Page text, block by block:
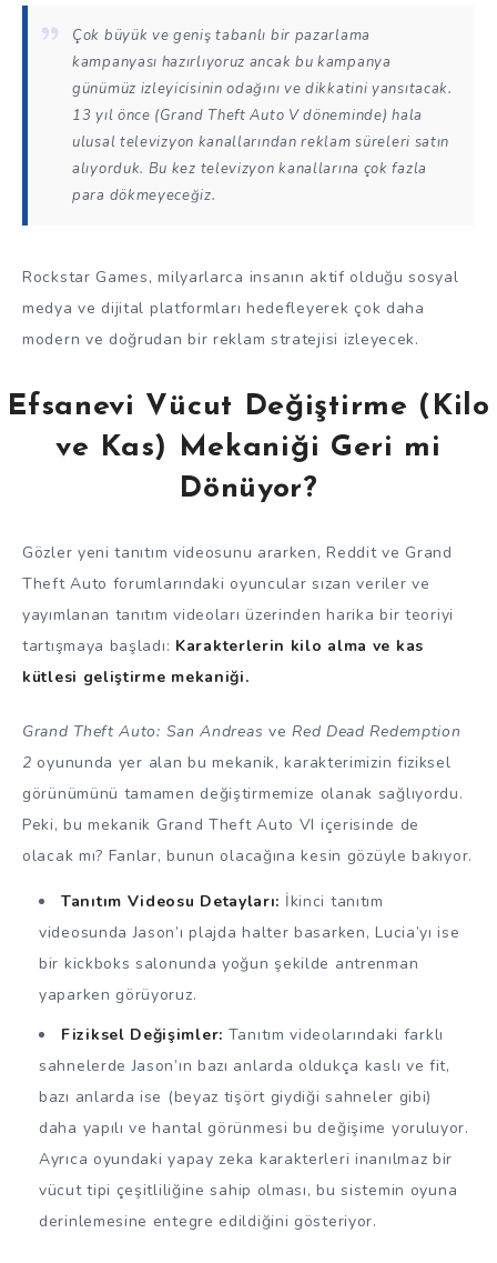
Çok büyük ve geniş tabanlı bir pazarlama
kampanyası hazırlıyoruz ancak bu kampanya
günümüz izleyicisinin odağını ve dikkatini yansıtacak.
13 yıl önce (Grand Theft Auto V döneminde) hala
ulusal televizyon kanallarından reklam süreleri satın
alıyorduk. Bu kez televizyon kanallarına çok fazla
para dökmeyeceğiz.
Rockstar Games, milyarlarca insanın aktif olduğu sosyal
medya ve dijital platformları hedefleyerek çok daha
modern ve doğrudan bir reklam stratejisi izleyecek.
Efsanevi Vücut Değiştirme (Kilo
ve Kas) Mekaniği Geri mi
Dönüyor?
Gözler yeni tanıtım videosunu ararken, Reddit ve Grand
Theft Auto forumlarındaki oyuncular sızan veriler ve
yayımlanan tanıtım videoları üzerinden harika bir teoriyi
tartışmaya başladı: Karakterlerin kilo alma ve kas
kütlesi geliştirme mekaniği.
Grand Theft Auto: San Andreas veRed Dead Redemption
2 oyununda yer alan bu mekanik, karakterimizin fiziksel
görünümünü tamamen değiştirmemize olanak sağlıyordu.
Peki, bu mekanik Grand Theft Auto VI içerisinde de
olacak mı? Fanlar, bunun olacağına kesin gözüyle bakıyor.
Tanıtım Videosu Detayları: İkinci tanıtım
videosunda Jason’ı plajda halter basarken, Lucia’yı ise
bir kickboks salonunda yoğun şekilde antrenman
yaparken görüyoruz.
Fiziksel Değişimler: Tanıtım videolarındaki farklı
sahnelerde Jason’ın bazı anlarda oldukça kaslı ve fit,
bazı anlarda ise (beyaz tişört giydiği sahneler gibi)
daha yapılı ve hantal görünmesi bu değişime yoruluyor.
Ayrıca oyundaki yapay zeka karakterleri inanılmaz bir
vücut tipi çeşitliliğine sahip olması, bu sistemin oyuna
derinlemesine entegre edildiğini gösteriyor.